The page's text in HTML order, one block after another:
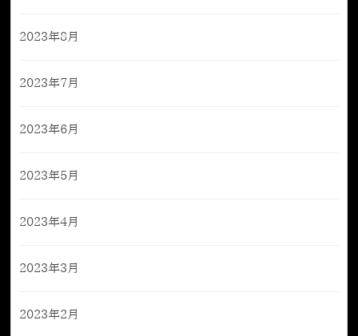
2023年8月
2023年7月
2023年6月
2023年5月
2023年4月
2023年3月
2023年2月